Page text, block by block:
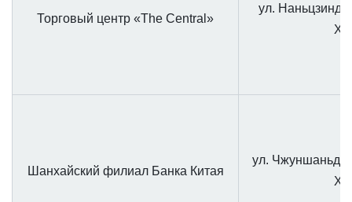
Торговый центр «The Central»
ул.
Шанхайский филиал Банка Китая
ул.